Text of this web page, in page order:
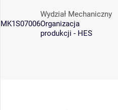
MK1S07006
Wydział Mechaniczny
Organizacja
produkcji - HES